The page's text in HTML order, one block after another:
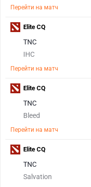
Перейти на матч
TNC
IHC
Перейти на матч
Elite CQ
TNC
Bleed
Перейти на матч
Elite CQ
TNC
Salvation
Elite CQ